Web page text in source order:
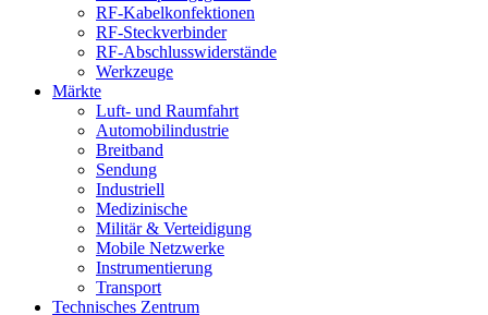
RF-Kabelkonfektionen
RF-Steckverbinder
RF-Abschlusswiderstände
Werkzeuge
Märkte
Luft- und Raumfahrt
Automobilindustrie
Breitband
Sendung
Industriell
Medizinische
Militär & Verteidigung
Mobile Netzwerke
Instrumentierung
Transport
Technisches Zentrum